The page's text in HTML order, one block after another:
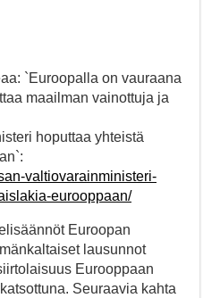
`Euroopalla on vauraana
maailman vainottuja ja
hoputtaa yhteistä
valtiovarainministeri-
eurooppaan/
Euroopan
lausunnot
Eurooppaan
Seuraavia kahta